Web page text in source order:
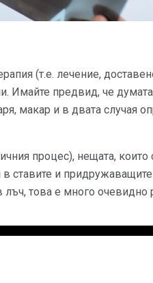
(т.е. лечение,
Имайте предвид, че
макар и в двата случая
процес), нещата, които
ставите и
лъч, това е много